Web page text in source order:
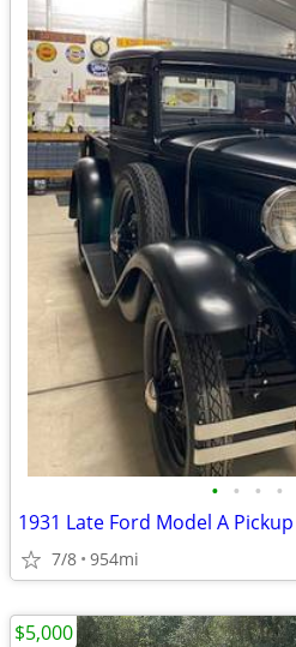
• • • •
7/8 954mi
$5,000